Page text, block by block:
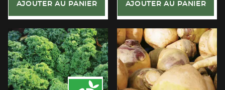
AJOUTER AU PANIER AJOUTER AU PANIER